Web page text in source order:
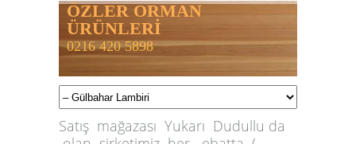
ÖZLER ORMAN
ÜRÜNLERİ
0216 420 5898
Satış mağazası Yukarı Dudullu da